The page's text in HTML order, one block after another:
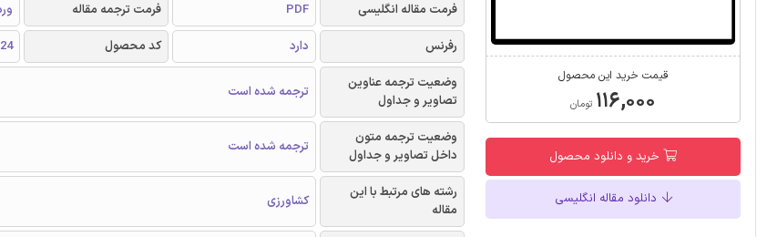
قیمت خرید این محصول
۱۱۶,۰۰۰ تومان
خرید و دانلود محصول
دانلود مقاله انگلیسی
فرمت مقاله انگلیسی
PDF فرمت ترجمه مقاله
رفرنس
دارد کد محصول
وضعیت ترجمه عناوین
تصاویر و جداول
ترجمه شده است
وضعیت ترجمه متون
داخل تصاویر و جداول
ترجمه شده است
رشته های مرتبط با این
مقاله
کشاورزی